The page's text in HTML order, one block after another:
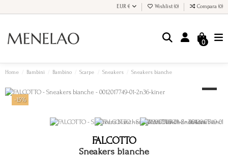
EUR € Wishlist (0) Compara (0)
0
Home Bambini Bambino Scarpe Sneakers Sneakers bianche
-15%
Sneakers bianche
FALCOTTO